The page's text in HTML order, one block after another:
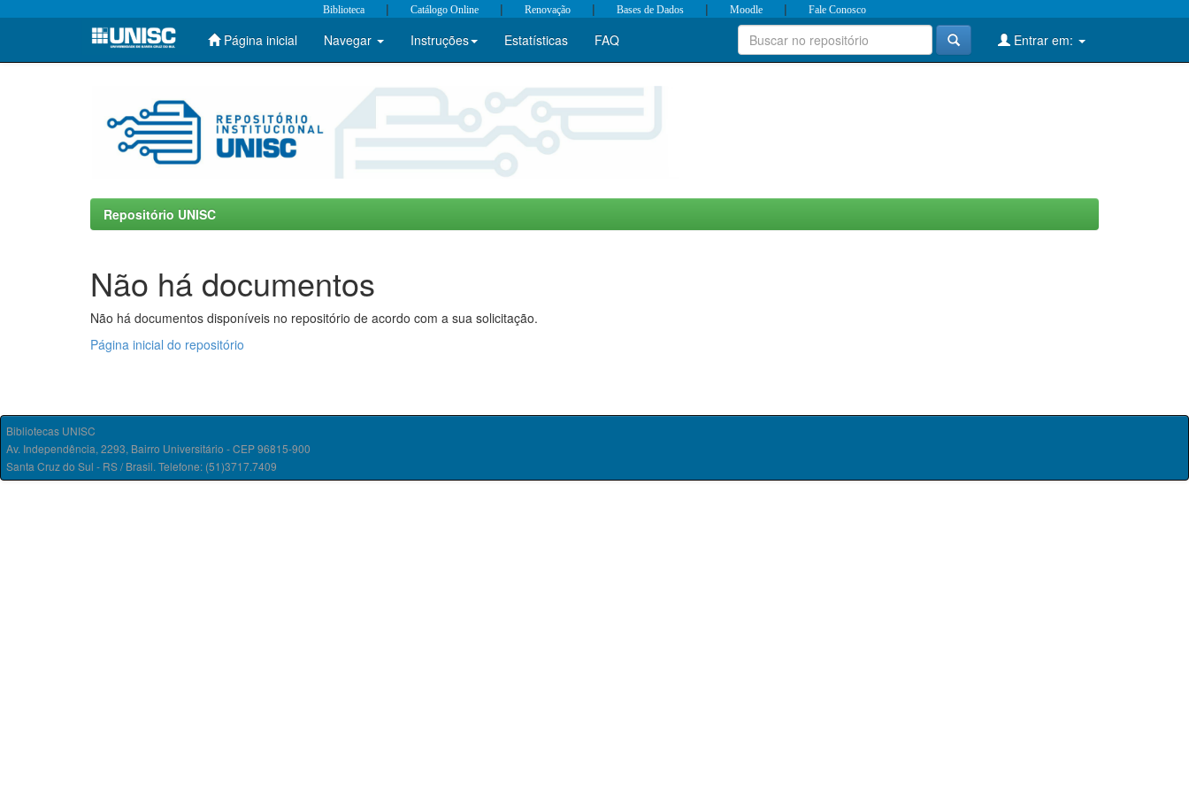
Skip
Biblioteca | Catálogo Online | Renovação | Bases de Dados | Moodle | Fale Conosco
Página inicial Navegar Instruções Estatísticas FAQ Entrar em:
Repositório UNISC
Não há documentos
Não há documentos disponíveis no repositório de acordo com a sua solicitação.
Página inicial do repositório
Bibliotecas UNISC
Av. Independência, 2293, Bairro Universitário - CEP 96815-900
Santa Cruz do Sul - RS / Brasil. Telefone: (51)3717.7409